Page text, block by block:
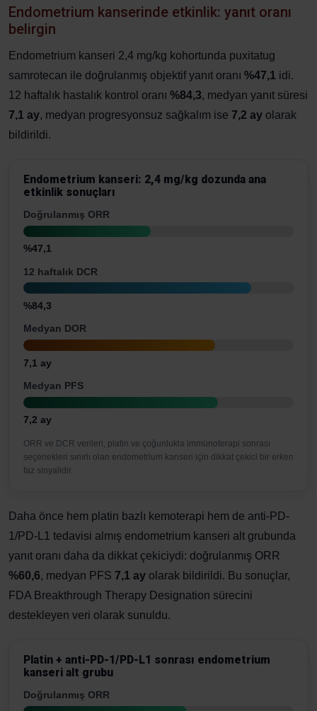
Endometrium kanserinde etkinlik: yanıt oranı
belirgin
Endometrium kanseri 2,4 mg/kg kohortunda puxitatug
samrotecan ile doğrulanmış objektif yanıt oranı %47,1 idi.
12 haftalık hastalık kontrol oranı %84,3, medyan yanıt süresi
7,1 ay, medyan progresyonsuz sağkalım ise 7,2 ay olarak
bildirildi.
Endometrium kanseri: 2,4 mg/kg dozunda ana
etkinlik sonuçları
Doğrulanmış ORR
%47,1
12 haftalık DCR
%84,3
Medyan DOR
7,1 ay
Medyan PFS
7,2 ay
ORR ve DCR verileri, platin ve çoğunlukla immünoterapi sonrası
seçenekleri sınırlı olan endometrium kanseri için dikkat çekici bir erken
faz sinyalidir.
Daha önce hem platin bazlı kemoterapi hem de anti-PD-
1/PD-L1 tedavisi almış endometrium kanseri alt grubunda
yanıt oranı daha da dikkat çekiciydi: doğrulanmış ORR
%60,6, medyan PFS 7,1 ay olarak bildirildi. Bu sonuçlar,
FDA Breakthrough Therapy Designation sürecini
destekleyen veri olarak sunuldu.
Platin + anti-PD-1/PD-L1 sonrası endometrium
kanseri alt grubu
Doğrulanmış ORR